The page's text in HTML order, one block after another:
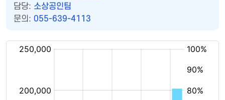
담당: 소상공인팀
문의: 055-639-4113